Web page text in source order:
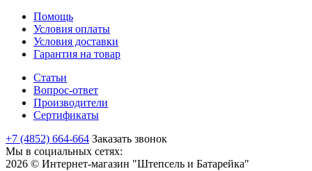
Помощь
Условия оплаты
Условия доставки
Гарантия на товар
Статьи
Вопрос-ответ
Производители
Сертификаты
+7 (4852) 664-664 Заказать звонок
Мы в социальных сетях:
2026 © Интернет-магазин "Штепсель и Батарейка"